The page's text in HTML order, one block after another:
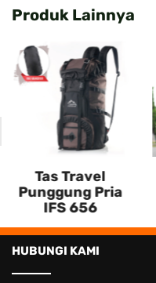
Produk Lainnya
Tas Travel
Punggung Pria
IFS 656
HUBUNGI KAMI